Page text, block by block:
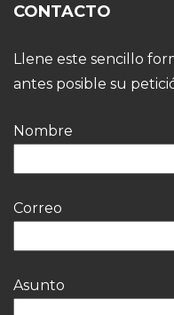
CONTACTO
Llene este sencillo
antes posible su
Nombre
Correo
Asunto